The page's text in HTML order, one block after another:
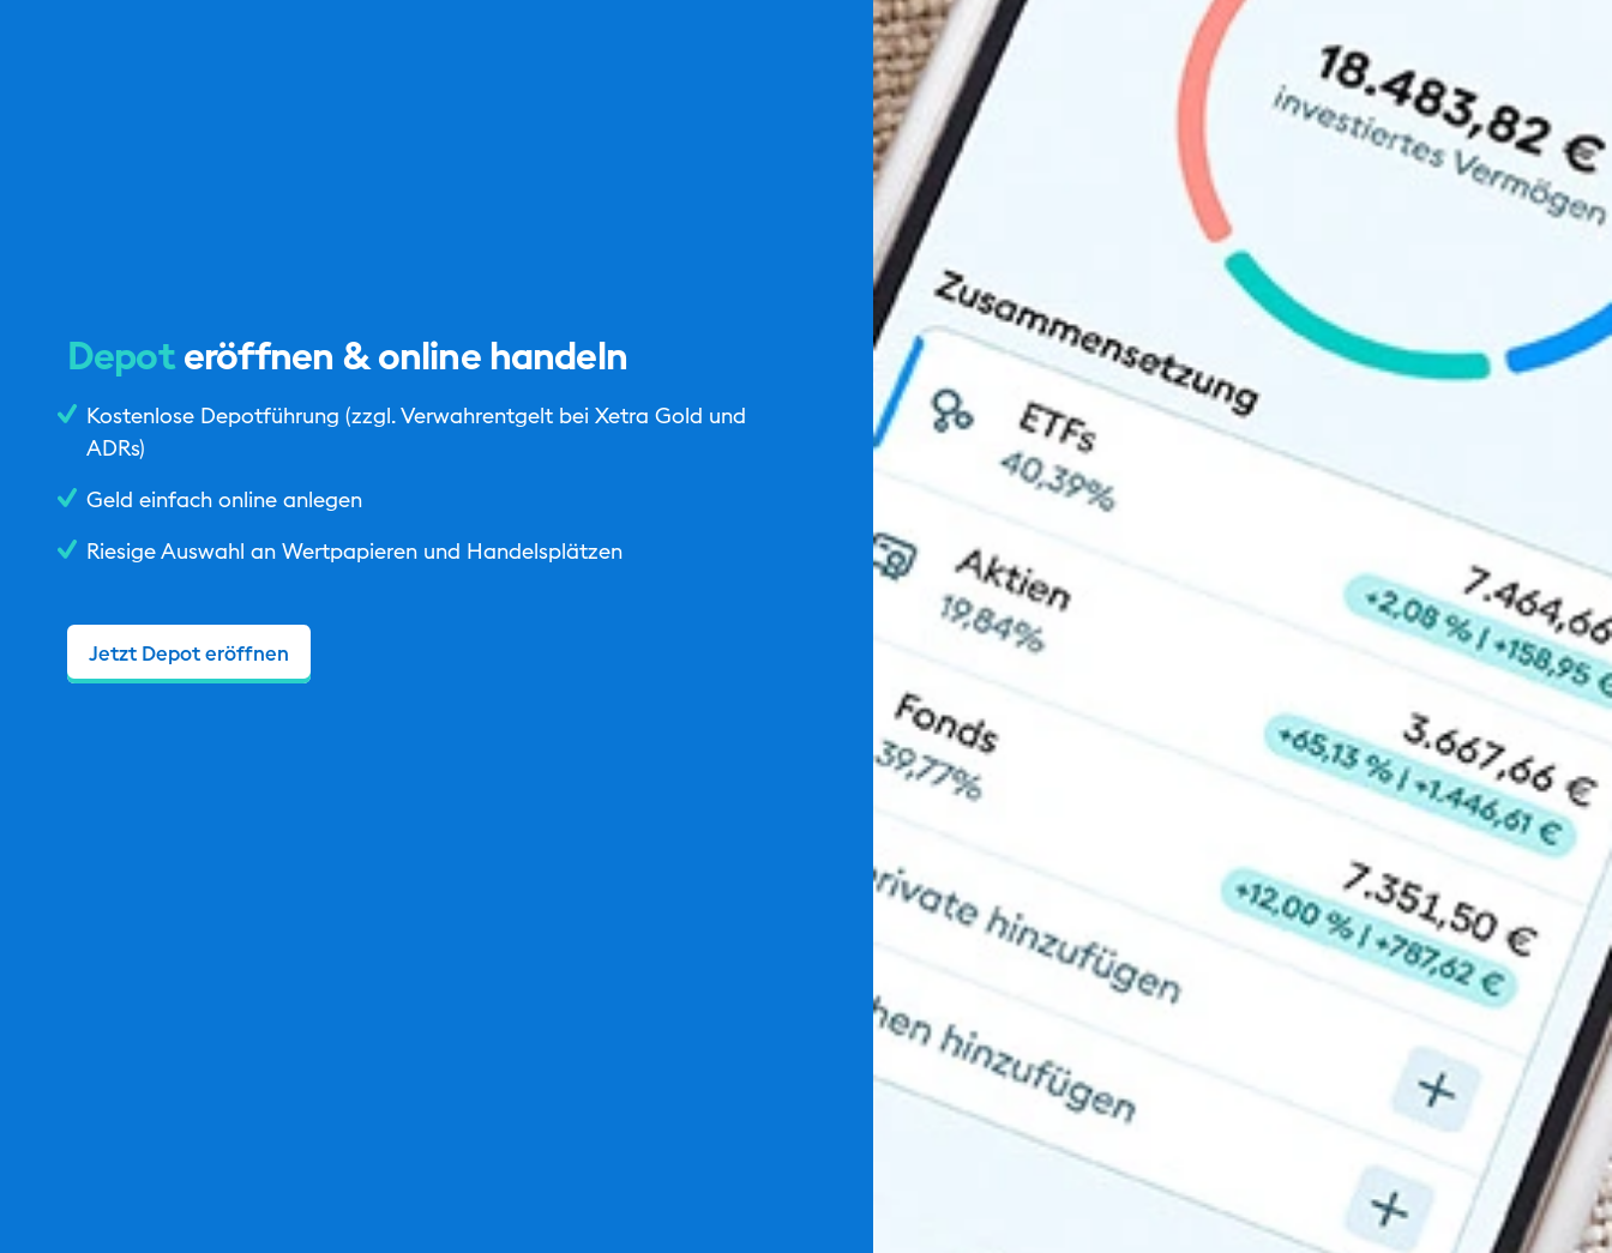
Depoteröffnen & online handeln
Kostenlose Depotführung (zzgl. Verwahrentgelt bei Xetra Gold und
ADRs)
Geld einfach online anlegen
Riesige Auswahl an Wertpapieren und Handelsplätzen
Jetzt Depot eröffnen